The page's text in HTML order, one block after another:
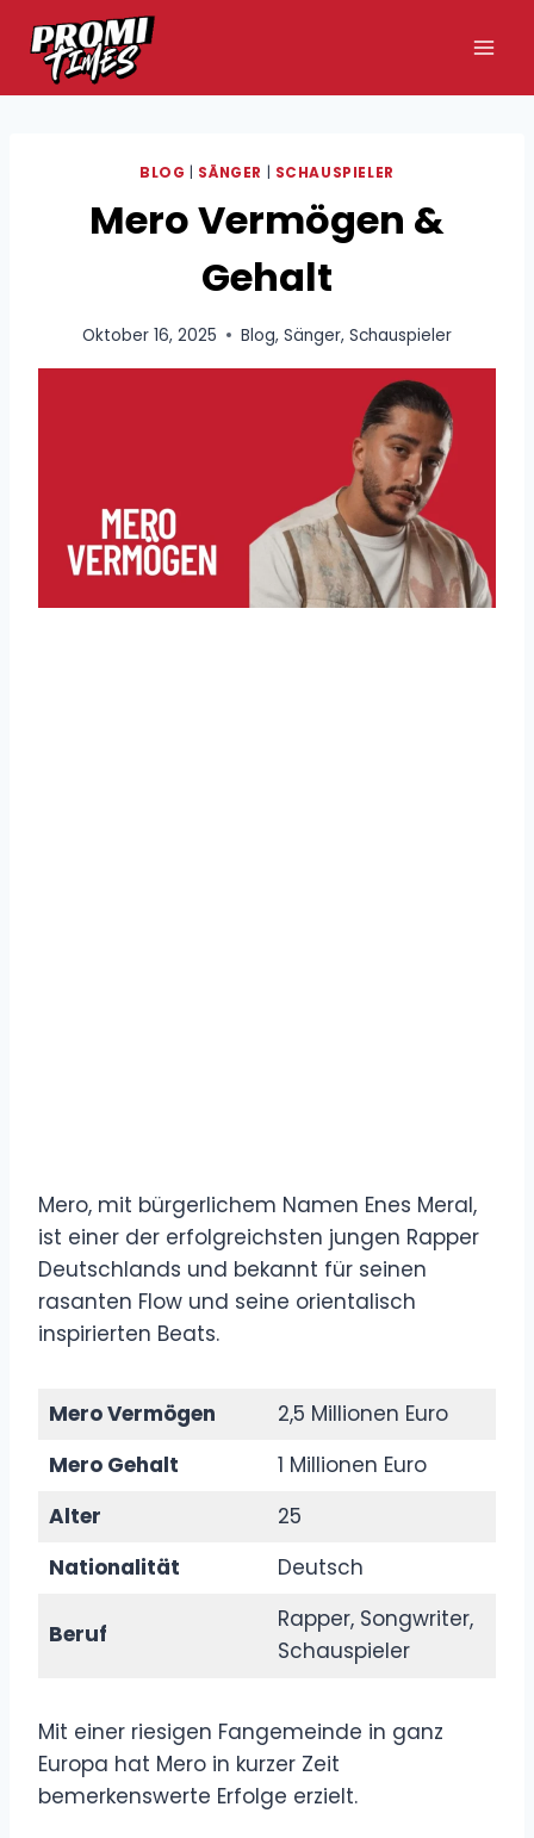
Inhalt
springen
BLOG SÄNGER SCHAUSPIELER
Mero Vermögen &
Gehalt
Oktober 16, 2025 Blog, Sänger, Schauspieler
Mero, mit bürgerlichem Namen Enes Meral,
ist einer der erfolgreichsten jungen Rapper
Deutschlands und bekannt für seinen
rasanten Flow und seine orientalisch
inspirierten Beats.
Mero Vermögen
2,5 Millionen Euro
Mero Gehalt
1 Millionen Euro
Alter
25
Nationalität
Deutsch
Beruf
Rapper, Songwriter,
Schauspieler
Mit einer riesigen Fangemeinde in ganz
Europa hat Mero in kurzer Zeit
bemerkenswerte Erfolge erzielt.